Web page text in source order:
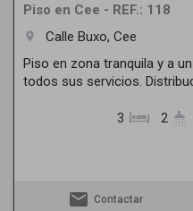
Piso en Cee - REF.: 118
room
Calle Buxo, Cee
Piso en zona tranquila y a
todos sus servicios.
3 2
email Contactar